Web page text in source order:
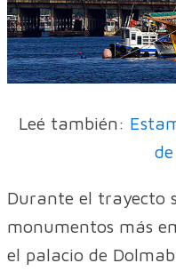
Leé también:
Durante el trayecto
monumentos más
el palacio de